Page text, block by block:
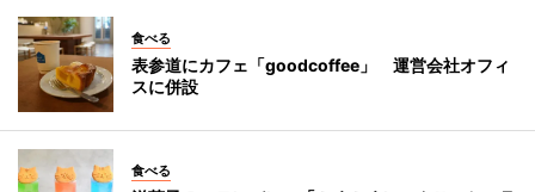
食べる
表参道にカフェ「goodcoffee」 運営会社オフィ
スに併設
食べる